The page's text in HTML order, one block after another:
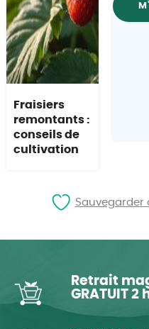
Sauvegarder
Fraisiers
remontants :
conseils de
cultivation
Retrait
GRATUIT 2